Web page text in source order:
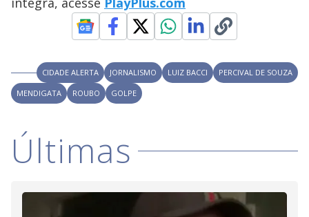
d
e
CIDADE ALERTA JORNALISMO LUIZ BACCI
PERCIVAL DE SOUZA
MENDIGATA
ROUBO GOLPE
Últimas